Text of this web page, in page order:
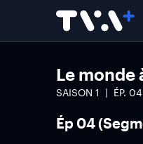
Le monde
SAISON 1 ÉP. 04
Ép 04